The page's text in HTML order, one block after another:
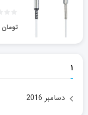
تومان
۱
دسامبر 2016